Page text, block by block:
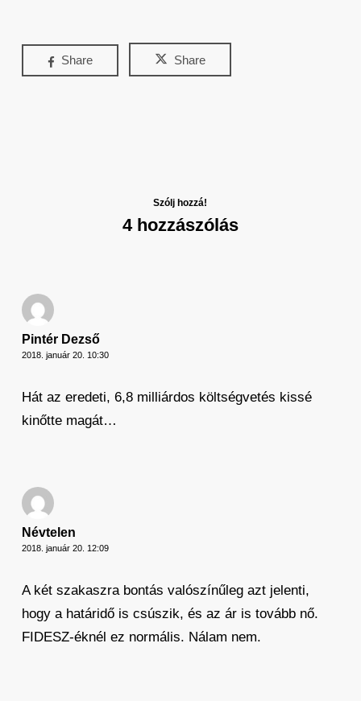
Share Share
Szólj hozzá!
4 hozzászólás
Pintér Dezső
2018. január 20. 10:30
Hát az eredeti, 6,8 milliárdos költségvetés kissé
kinőtte magát…
Névtelen
2018. január 20. 12:09
A két szakaszra bontás valószínűleg azt jelenti,
hogy a határidő is csúszik, és az ár is tovább nő.
FIDESZ-éknél ez normális. Nálam nem.